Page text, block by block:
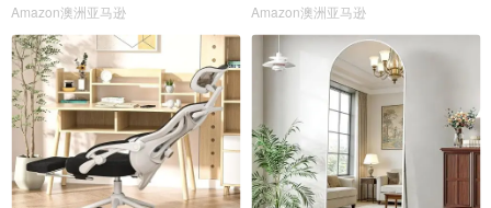
Amazon澳洲亚马逊 Amazon澳洲亚马逊